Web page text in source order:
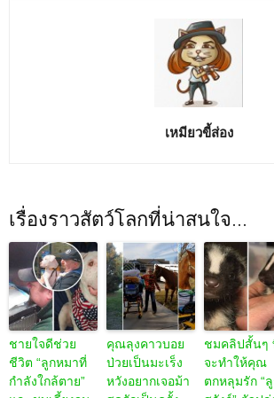
เหมียวขี้ส่อง
เรื่องราวสัตว์โลกที่น่าสนใจ...
ชายใจดีช่วย
ชีวิต “ลูกหมาที่
กำลังใกล้ตาย”
คุณลุงคาวบอย
ป่วยเป็นมะเร็ง
หวังอยากเจอม้า
ชมคลิปสั้นๆ
จะทำให้คุณ
ตกหลุมรัก “